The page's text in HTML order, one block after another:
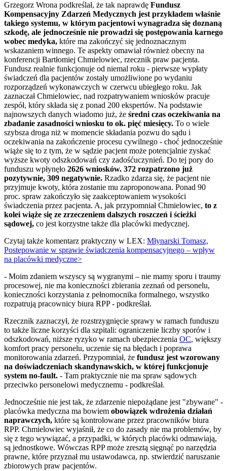
Grzegorz Wrona podkreślał, że tak naprawdę Fundusz
Kompensacyjny Zdarzeń Medycznych jest przykładem właśnie
takiego systemu, w którym pacjentowi wynagradza się doznaną
szkodę, ale jednocześnie nie prowadzi się postępowania karnego
wobec medyka, które ma zakończyć się jednoznacznym
wskazaniem winnego. Te aspekty omawiał również obecny na
konferencji Bartłomiej Chmielowiec, rzecznik praw pacjenta.
Fundusz realnie funkcjonuje od niemal roku - pierwsze wypłaty
świadczeń dla pacjentów zostały umożliwione po wydaniu
rozporządzeń wykonawczych w czerwcu ubiegłego roku. Jak
zaznaczał Chmielowiec, nad rozpatrywaniem wniosków pracuje
zespół, który składa się z ponad 200 ekspertów. Na podstawie
najnowszych danych wiadomo już, że średni czas oczekiwania na
zbadanie zasadności wniosku to ok. pięć miesięcy. To o wiele
szybsza droga niż w momencie składania pozwu do sądu i
oczekiwania na zakończenie procesu cywilnego - choć jednocześnie
wiąże się to z tym, że w sądzie pacjent może potencjalnie zyskać
wyższe kwoty odszkodowań czy zadośćuczynień. Do tej pory do
funduszu wpłynęło 2626 wniosków. 372 rozpatrzono już
pozytywnie, 309 negatywnie. Rzadko zdarza się, że pacjent nie
przyjmuje kwoty, która zostanie mu zaproponowana. Ponad 90
proc. spraw zakończyło się zaakceptowaniem wysokości
świadczenia przez pacjenta. A, jak przypomniał Chmielowiec, to z
kolei wiąże się ze zrzeczeniem dalszych roszczeń i ścieżki
sądowej, co jest korzystne także dla placówki medycznej.
Czytaj także komentarz praktyczny w LEX: Młynarski Tomasz,
Postępowanie w sprawie świadczenia kompensacyjnego – wpływ
na placówki medyczne>
- Moim zdaniem wszyscy są wygranymi – nie mamy sporu i traumy
procesowej, nie ma konieczności zbierania zeznań od personelu,
konieczności korzystania z pełnomocnika formalnego, wszystko
rozpatrują pracownicy biura RPP - podkreślał.
Rzecznik zaznaczył, że rozstrzygnięcie sprawy w ramach funduszu
to także liczne korzyści dla szpitali: ograniczenie liczby sporów i
odszkodowań, niższe ryzyko w ramach ubezpieczenia OC, większy
komfort pracy personelu, uczenie się na błędach i poprawa
monitorowania zdarzeń. Przypomniał, że fundusz jest wzorowany
na doświadczeniach skandynawskich, w której funkcjonuje
system no-fault. - Tam praktycznie nie ma spraw sądowych
przeciwko personelowi medycznemu - podkreślał.
Jednocześnie nie jest tak, że zdarzenie niepożądane jest "zbywane" -
placówka medyczna ma bowiem obowiązek wdrożenia działań
naprawczych, które są kontrolowane przez pracowników biura
RPP. Chmielowiec wyjaśnił, że co do zasady nie ma problemów, by
się z tego wywiązać, a przypadki, w których placówki odmawiają,
są jednostkowe. Wówczas RPP może zresztą sięgnąć po narzędzia
prawne, które przyznał mu ustawodawca, np. stwierdzić naruszanie
zbiorowych praw pacjentów.